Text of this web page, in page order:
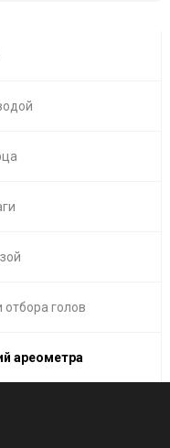
отбора голов
ареометра